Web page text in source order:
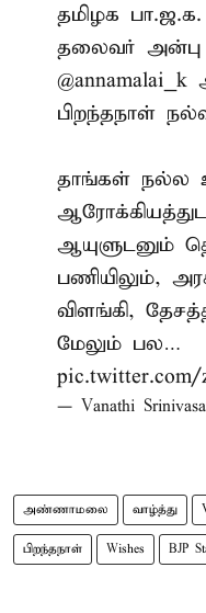
தமிழக
தலைவர் அன்பு
@annamalai_k
பிறந்தநாள்
தாங்கள் நல்ல
ஆயுளுடனும்
பணியிலும்,
விளங்கி,
மேலும் பல…
pic.twitter.com/
— Vanathi
அண்ணாமலை வாழ்த்து
பிறந்தநாள் Wishes BJP